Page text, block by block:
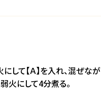
して【Ａ】を入れ、混ぜな
火にして4分煮る。